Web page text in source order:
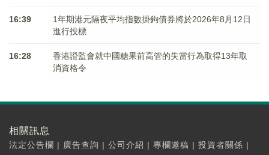
16:39
1年期港元隔夜平均指數掛鉤債券將於2026年8月12日
進行投標
16:28
香港證監會就中國糖果前高管的失當行為取得13年取
消資格令
相關訊息
法定公告欄 | 廣告查詢 | 公司介紹 | 專欄邀稿 | 投資者關係 |